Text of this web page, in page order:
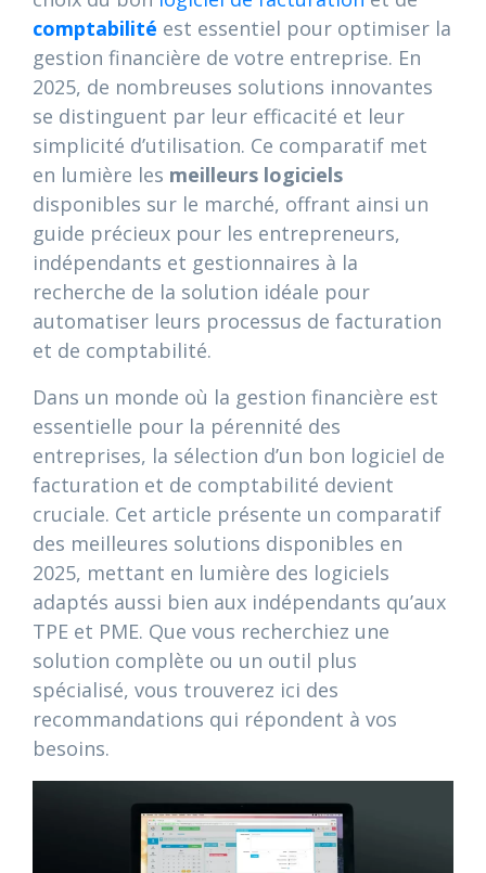
comptabilité est essentiel pour optimiser la
gestion financière de votre entreprise. En
2025, de nombreuses solutions innovantes
se distinguent par leur efficacité et leur
simplicité d’utilisation. Ce comparatif met
en lumière les meilleurs logiciels
disponibles sur le marché, offrant ainsi un
guide précieux pour les entrepreneurs,
indépendants et gestionnaires à la
recherche de la solution idéale pour
automatiser leurs processus de facturation
et de comptabilité.
Dans un monde où la gestion financière est
essentielle pour la pérennité des
entreprises, la sélection d’un bon logiciel de
facturation et de comptabilité devient
cruciale. Cet article présente un comparatif
des meilleures solutions disponibles en
2025, mettant en lumière des logiciels
adaptés aussi bien aux indépendants qu’aux
TPE et PME. Que vous recherchiez une
solution complète ou un outil plus
spécialisé, vous trouverez ici des
recommandations qui répondent à vos
besoins.